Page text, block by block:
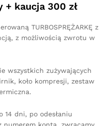
+ kaucja 300 zł
TURBOSPRĘŻARKĘ z
z możliwością zwrotu w
wszystkich zużywających
koło kompresji, zestaw
14 dni, po odesłaniu
numerem konta, zwracamy